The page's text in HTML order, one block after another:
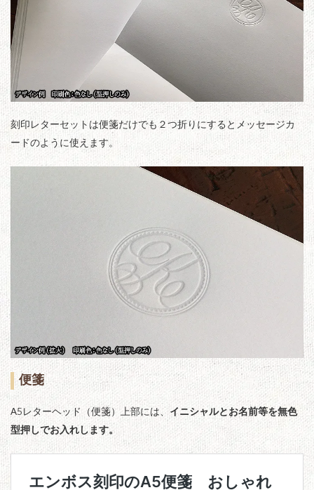
刻印レターセットは便箋だけでも２つ折りにするとメッセージカ
ードのように使えます。
便箋
A5レターヘッド（便箋）上部には、 イニシャルとお名前等を無色
型押しでお入れします。